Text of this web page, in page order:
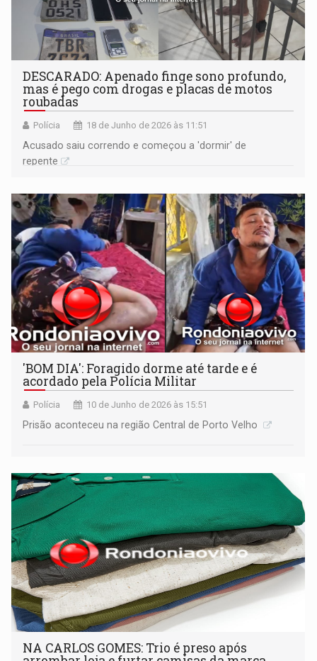
DESCARADO: Apenado finge sono profundo,
mas é pego com drogas e placas de motos
roubadas
Polícia 18 de Junho de 2026 às 11:51
Acusado saiu correndo e começou a 'dormir' de
repente
'BOM DIA': Foragido dorme até tarde e é
acordado pela Polícia Militar
Polícia 10 de Junho de 2026 às 15:51
Prisão aconteceu na região Central de Porto Velho
NA CARLOS GOMES: Trio é preso após